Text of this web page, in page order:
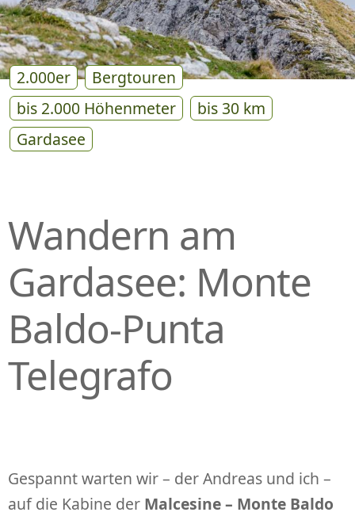
E
N
2.000er
Bergtouren
bis 2.000 Höhenmeter
bis 30 km
Gardasee
Wandern am
Gardasee: Monte
Baldo-Punta
Telegrafo
Gespannt warten wir – der Andreas und ich –
auf die Kabine der Malcesine – Monte Baldo